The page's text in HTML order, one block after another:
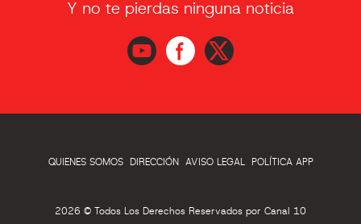
Y no te pierdas ninguna noticia
QUIENES SOMOS DIRECCIÓN AVISO LEGAL POLÍTICA APP
2026 © Todos Los Derechos Reservados por Canal 10